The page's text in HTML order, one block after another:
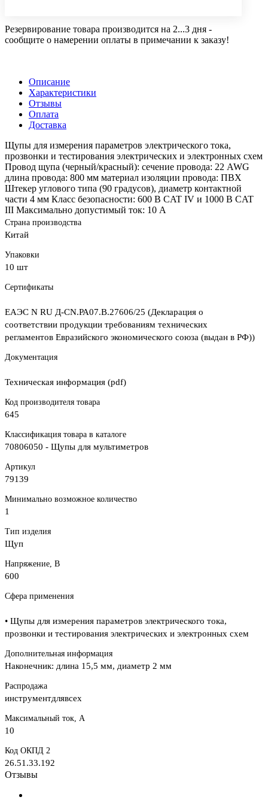
Резервирование товара производится на 2...3 дня -
сообщите о намерении оплаты в примечании к заказу!
Описание
Характеристики
Отзывы
Оплата
Доставка
Щупы для измерения параметров электрического тока,
прозвонки и тестирования электрических и электронных схем
Провод щупа (черный/красный): сечение провода: 22 AWG
длина провода: 800 мм материал изоляции провода: ПВХ
Штекер углового типа (90 градусов), диаметр контактной
части 4 мм Класс безопасности: 600 В CAT IV и 1000 В CAT
III Максимально допустимый ток: 10 А
Страна производства
Китай
Упаковки
10 шт
Сертификаты
ЕАЭС N RU Д-CN.РА07.В.27606/25 (Декларация о
соответствии продукции требованиям технических
регламентов Евразийского экономического союза (выдан в РФ))
Документация
Техническая информация (pdf)
Код производителя товара
645
Классификация товара в каталоге
70806050 - Щупы для мультиметров
Артикул
79139
Минимально возможное количество
1
Тип изделия
Щуп
Напряжение, В
600
Сфера применения
• Щупы для измерения параметров электрического тока,
прозвонки и тестирования электрических и электронных схем
Дополнительная информация
Наконечник: длина 15,5 мм, диаметр 2 мм
Распродажа
инструментдлявсех
Максимальный ток, А
10
Код ОКПД 2
26.51.33.192
Отзывы